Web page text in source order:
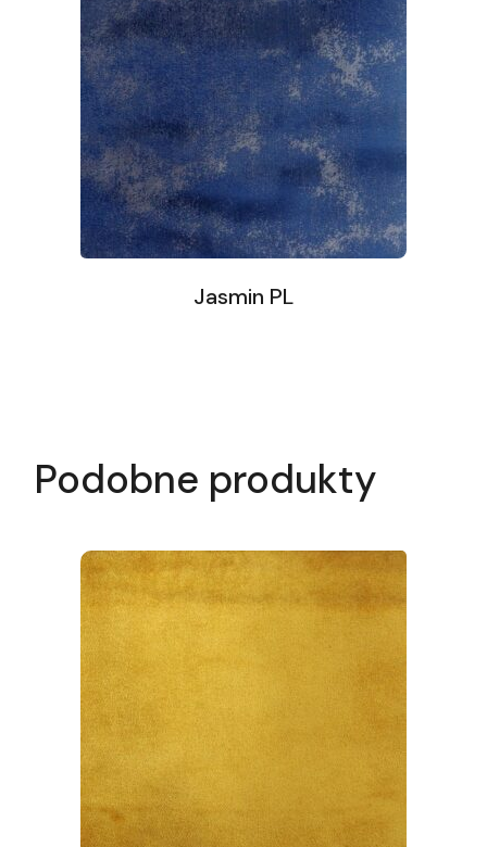
Jasmin PL
Podobne produkty